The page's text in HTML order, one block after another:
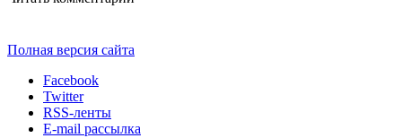
Полная версия сайта
Facebook
Twitter
RSS-ленты
E-mail рассылка